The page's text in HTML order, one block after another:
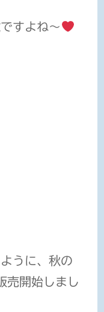
ですよね〜
うに、秋の
売開始しまし